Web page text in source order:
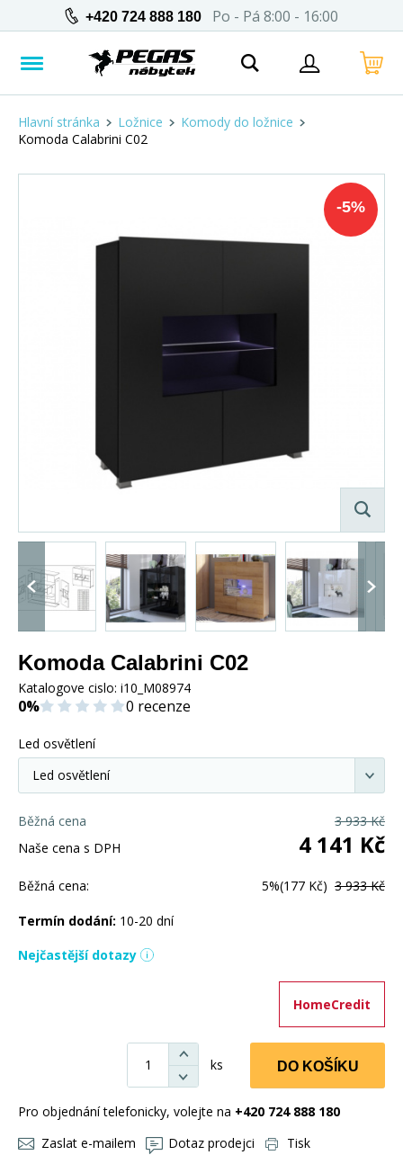
+420 724 888 180 Po - Pá 8:00 - 16:00
Hlavní stránka Ložnice
Komody do ložnice
Komoda Calabrini C02
-5%
Komoda Calabrini C02
Katalogove cislo: i10_M08974
0% 0 recenze
Led osvětlení
Běžná cena 3 933Kč
Naše cena s DPH
4 141 Kč
Běžná cena: 5%(177 Kč) 3 933 Kč
Termín dodání: 10-20 dní
Nejčastější dotazy
HomeCredit
ks DO KOŠÍKU
Pro objednání telefonicky, volejte na +420 724 888 180
Zaslat e-mailem
Dotaz prodejci Tisk